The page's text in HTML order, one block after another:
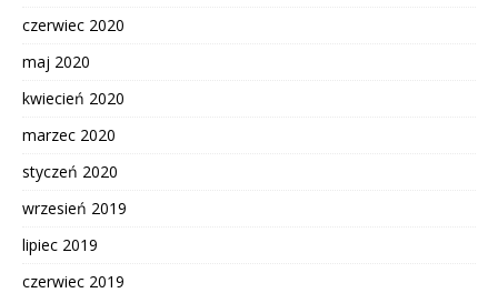
czerwiec 2020
maj 2020
kwiecień 2020
marzec 2020
styczeń 2020
wrzesień 2019
lipiec 2019
czerwiec 2019